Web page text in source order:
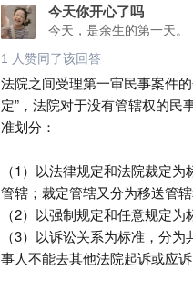
今天你开心了吗
今天，是余生的第一天。
1 人赞同了该回答
法院之间受理第一审民事案件
定”，法院对于没有管辖权的
准划分：
（1）以法律规定和法院裁定
管辖；裁定管辖又分为移送管辖
（2）以强制规定和任意规定为
（3）以诉讼关系为标准，分
事人不能去其他法院起诉或应诉